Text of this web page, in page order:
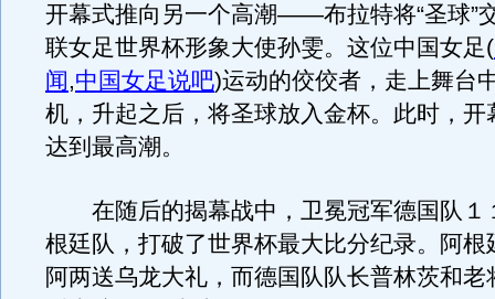
开幕式推向另一个高潮——布拉特将“圣球”
联女足世界杯形象大使孙雯。这位中国女足(
闻,中国女足说吧)运动的佼佼者，走上舞台
机，升起之后，将圣球放入金杯。此时，开
达到最高潮。
在随后的揭幕战中，卫冕冠军德国队１
根廷队，打破了世界杯最大比分纪录。阿根
阿两送乌龙大礼，而德国队队长普林茨和老